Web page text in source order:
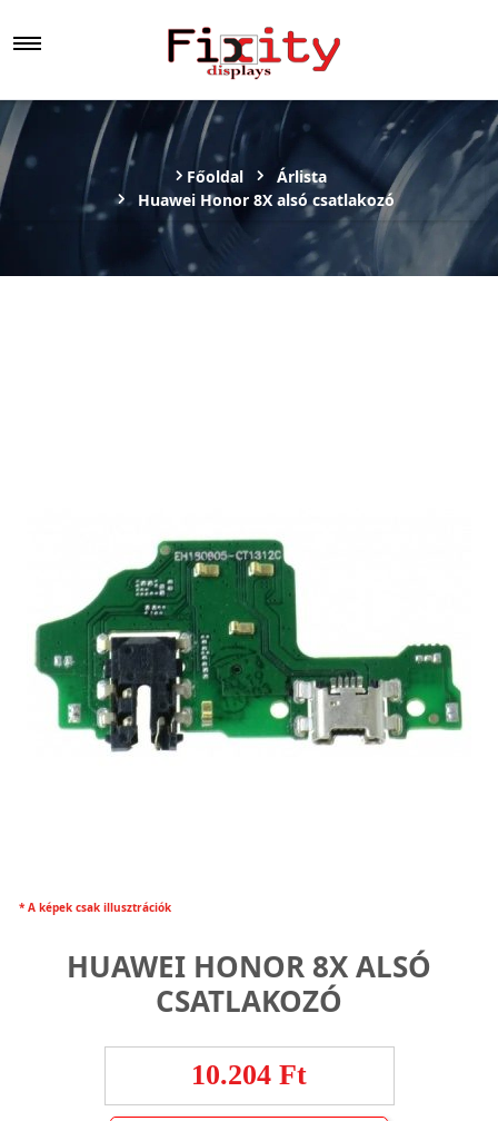
Főoldal
Árlista
Huawei Honor 8X alsó csatlakozó
* A képek csak illusztrációk
HUAWEI HONOR 8X ALSÓ
CSATLAKOZÓ
10.204 Ft